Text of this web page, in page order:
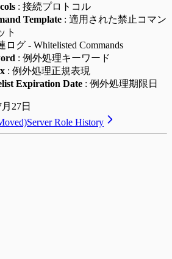
: 接続プロトコル
Template : 適用された禁止コマン
ト
ログ - Whitelisted Commands
: 例外処理キーワード
: 例外処理正規表現
Expiration Date : 例外処理期限日
27日
Server Role History